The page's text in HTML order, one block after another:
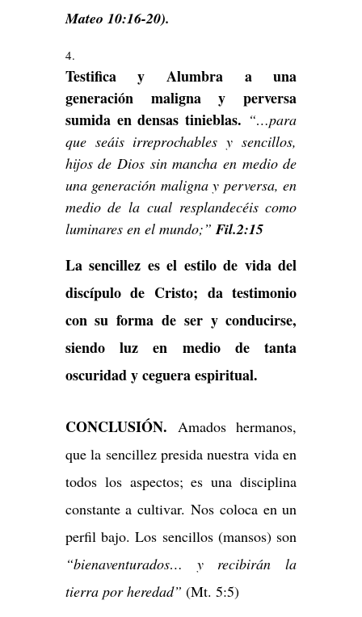
Mateo 10:16-20).
Testifica y Alumbra a una
generación maligna y perversa
sumida en densas tinieblas. “…para
que seáis irreprochables y sencillos,
hijos de Dios sin mancha en medio de
una generación maligna y perversa, en
medio de la cual resplandecéis como
luminares en el mundo;”Fil.2:15
La sencillez es el estilo de vida del
discípulo de Cristo; da testimonio
con su forma de ser y conducirse,
siendo luz en medio de tanta
oscuridad y ceguera espiritual.
CONCLUSIÓN. Amados hermanos,
que la sencillez presida nuestra vida en
todos los aspectos; es una disciplina
constante a cultivar. Nos coloca en un
perfil bajo. Los sencillos (mansos) son
“bienaventurados… y recibirán la
tierra por heredad” (Mt. 5:5)